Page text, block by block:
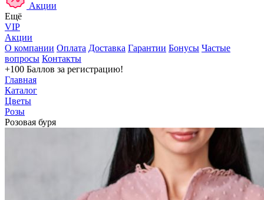
Акции
Ещё
VIP
Акции
О компании Оплата Доставка Гарантии Бонусы Частые
вопросы Контакты
+100 Баллов за регистрацию!
Главная
Каталог
Цветы
Розы
Розовая буря